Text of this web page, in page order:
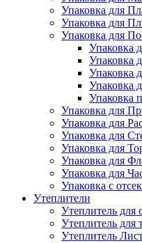
Упаковка для
Упаковка для
Упаковка для
Упаковка
Упаковка
Упаковка
Упаковка
Упаковка
Упаковка для
Упаковка для
Упаковка для
Упаковка для
Упаковка для
Упаковка для
Упаковка с
Утеплители
Утеплитель для
Утеплитель для
Утеплитель